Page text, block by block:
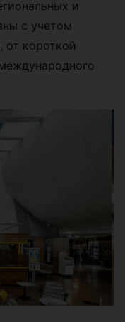
и
с учетом
от короткой